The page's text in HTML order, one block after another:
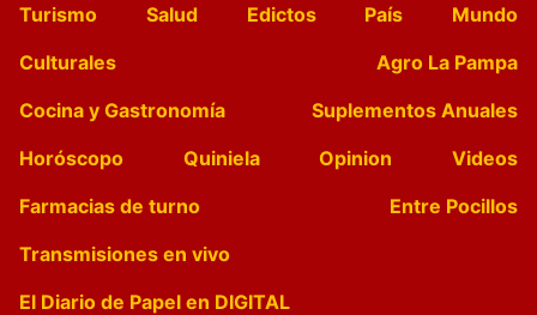
Turismo
Salud Edictos País
Mundo
Culturales
Agro La Pampa
Cocina y Gastronomía
Suplementos Anuales
Horóscopo
Quiniela Opinion
Videos
Farmacias de turno
Entre Pocillos
Transmisiones en vivo
El Diario de Papel en DIGITAL